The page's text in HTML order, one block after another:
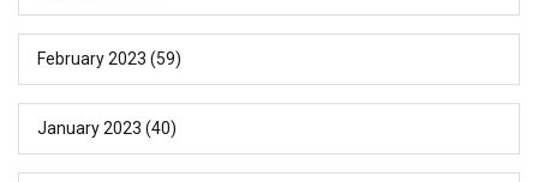
February 2023 (59)
January 2023 (40)